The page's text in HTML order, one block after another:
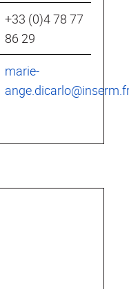
+33 (0)4 78 77
86 29
marie-